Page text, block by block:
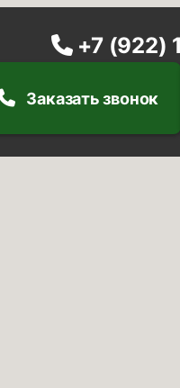
+7 (922)
Заказать звонок